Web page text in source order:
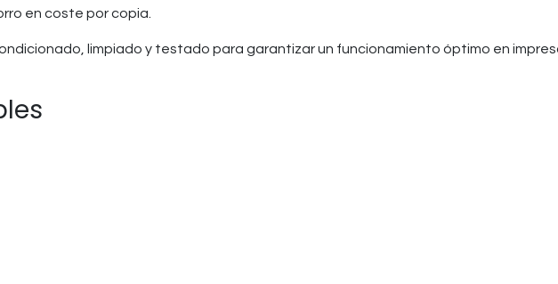
en coste por copia.
limpiado y testado para garantizar un funcionamiento óptimo en